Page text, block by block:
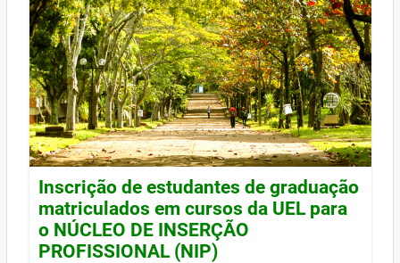
Inscrição de estudantes de graduação
matriculados em cursos da UEL para
o NÚCLEO DE INSERÇÃO
PROFISSIONAL (NIP)